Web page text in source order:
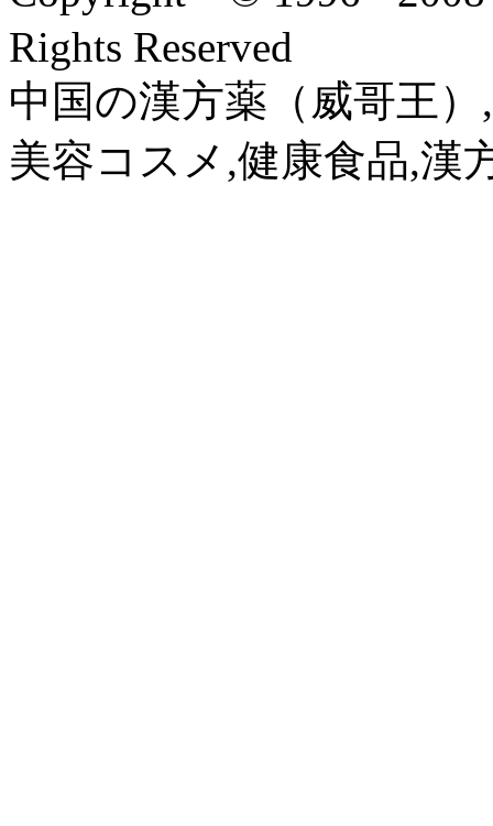
Rights Reserved
中国の漢方薬（威哥王
美容コスメ,健康食品,漢